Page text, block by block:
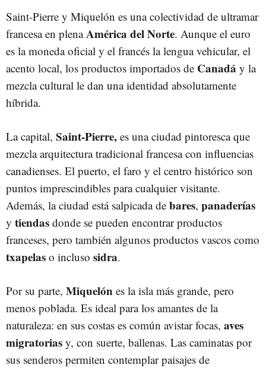
Saint-Pierre y Miquelón es una colectividad de ultramar
francesa en plenaAmérica del Norte. Aunque el euro
es la moneda oficial y el francés la lengua vehicular, el
acento local, los productos importados de Canadá y la
mezcla cultural le dan una identidad absolutamente
híbrida.
La capital, Saint-Pierre, es una ciudad pintoresca que
mezcla arquitectura tradicional francesa con influencias
canadienses. El puerto, el faro y el centro histórico son
puntos imprescindibles para cualquier visitante.
Además, la ciudad está salpicada de bares, panaderías
y tiendas donde se pueden encontrar productos
franceses, pero también algunos productos vascos como
txapelas o incluso sidra.
Por su parte, Miquelón es la isla más grande, pero
menos poblada. Es ideal para los amantes de la
naturaleza: en sus costas es común avistar focas, aves
migratorias y, con suerte, ballenas. Las caminatas por
sus senderos permiten contemplar paisajes de